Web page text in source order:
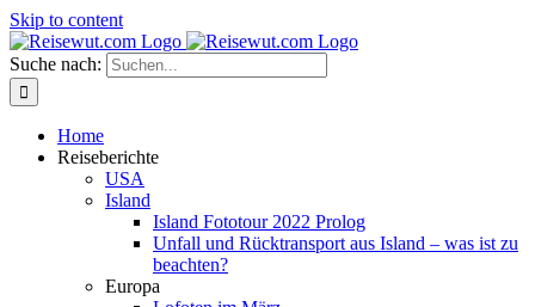
Skip to content
Suche nach:
Home
Reiseberichte
USA
Island
Island Fototour 2022 Prolog
Unfall und Rücktransport aus Island – was ist zu
beachten?
Europa